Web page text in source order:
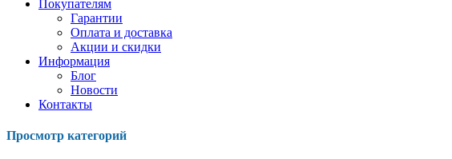
Покупателям
Гарантии
Оплата и доставка
Акции и скидки
Информация
Блог
Новости
Контакты
Просмотр категорий